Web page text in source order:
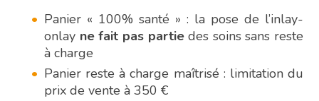
Panier « 100% santé » : la pose de l’inlay-
onlay ne fait pas partiedes soins sans reste
à charge
Panier reste à charge maîtrisé : limitation du
prix de vente à 350 €